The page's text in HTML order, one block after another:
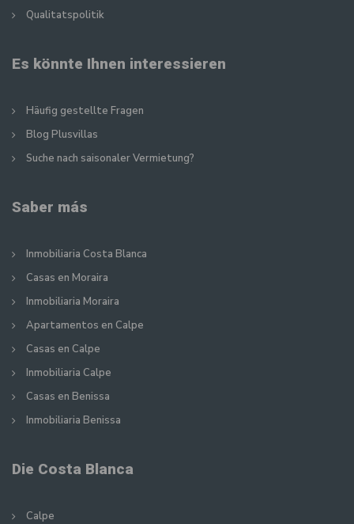
Qualitatspolitik
Es könnte Ihnen interessieren
Häufig gestellte Fragen
Blog Plusvillas
Suche nach saisonaler Vermietung?
Saber más
Inmobiliaria Costa Blanca
Casas en Moraira
Inmobiliaria Moraira
Apartamentos en Calpe
Casas en Calpe
Inmobiliaria Calpe
Casas en Benissa
Inmobiliaria Benissa
Die Costa Blanca
Calpe